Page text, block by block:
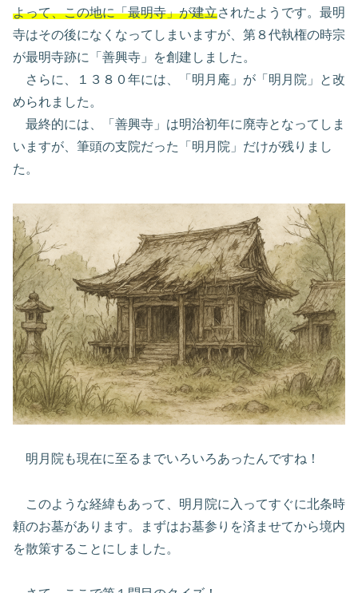
よって、この地に「最明寺」が建立されたようです。最明
寺はその後になくなってしまいますが、第８代執権の時宗
が最明寺跡に「善興寺」を創建しました。
さらに、１３８０年には、「明月庵」が「明月院」と改
められました。
最終的には、「善興寺」は明治初年に廃寺となってしま
いますが、筆頭の支院だった「明月院」だけが残りまし
た。
明月院も現在に至るまでいろいろあったんですね！
このような経緯もあって、明月院に入ってすぐに北条時
頼のお墓があります。まずはお墓参りを済ませてから境内
を散策することにしました。